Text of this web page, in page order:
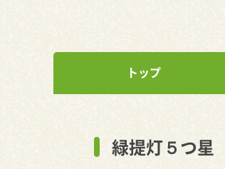
トップ
緑提灯５つ